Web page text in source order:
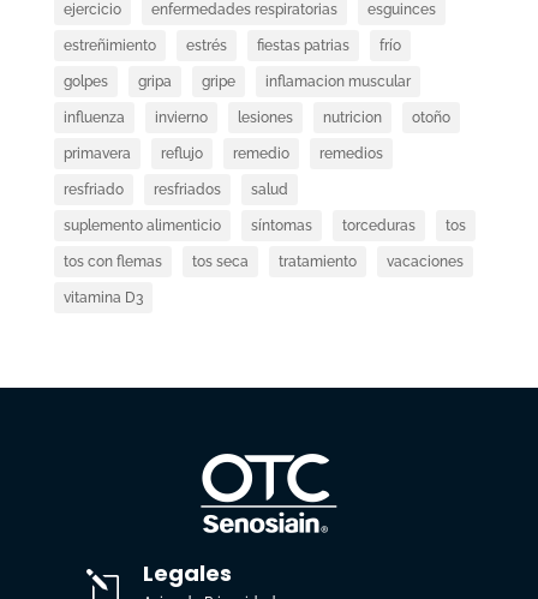
ejercicio enfermedades respiratorias esguinces
estreñimiento estrés fiestas patrias frío
golpes gripa gripe inflamacion muscular
influenza invierno lesiones nutricion otoño
primavera reflujo remedio remedios
resfriado resfriados salud
suplemento alimenticio síntomas torceduras tos
tos con flemas tos seca tratamiento vacaciones
vitamina D3
l Legales